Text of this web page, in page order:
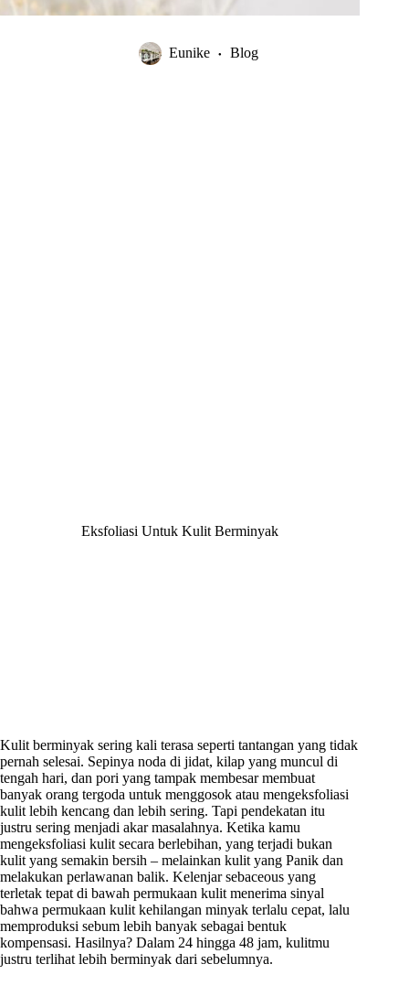
Eunike Blog
Eksfoliasi Untuk Kulit Berminyak
Kulit berminyak sering kali terasa seperti tantangan yang tidak
pernah selesai. Sepinya noda di jidat, kilap yang muncul di
tengah hari, dan pori yang tampak membesar membuat
banyak orang tergoda untuk menggosok atau mengeksfoliasi
kulit lebih kencang dan lebih sering. Tapi pendekatan itu
justru sering menjadi akar masalahnya. Ketika kamu
mengeksfoliasi kulit secara berlebihan, yang terjadi bukan
kulit yang semakin bersih – melainkan kulit yang Panik dan
melakukan perlawanan balik. Kelenjar sebaceous yang
terletak tepat di bawah permukaan kulit menerima sinyal
bahwa permukaan kulit kehilangan minyak terlalu cepat, lalu
memproduksi sebum lebih banyak sebagai bentuk
kompensasi. Hasilnya? Dalam 24 hingga 48 jam, kulitmu
justru terlihat lebih berminyak dari sebelumnya.